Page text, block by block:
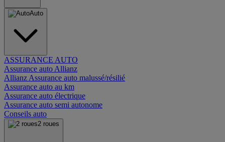
Auto
ASSURANCE AUTO
Assurance auto Allianz
Allianz Assurance auto malussé/résilié
Assurance auto au km
Assurance auto électrique
Assurance auto semi autonome
Conseils auto
2 roues